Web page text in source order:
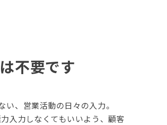
不要です
い、営業活動の日々の入力。
入力しなくてもいいよう、顧客